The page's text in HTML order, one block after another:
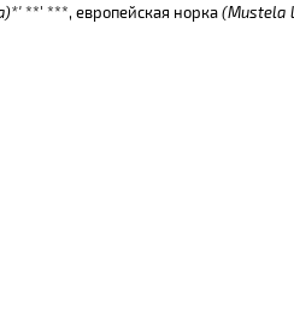
)*'**' ***, европейская норка(Mustela